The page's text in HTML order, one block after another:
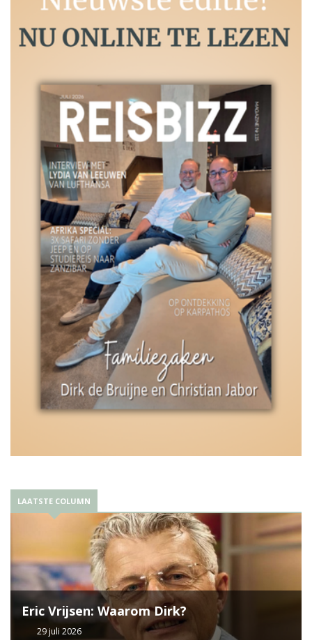
LAATSTE COLUMN
Eric Vrijsen: Waarom Dirk?
29 juli 2026